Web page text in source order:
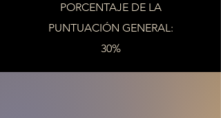
PORCENTAJE DE LA
PUNTUACIÓN GENERAL:
30%